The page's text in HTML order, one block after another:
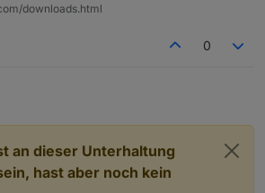
downloads.html
0
an dieser Unterhaltung
hast aber noch kein